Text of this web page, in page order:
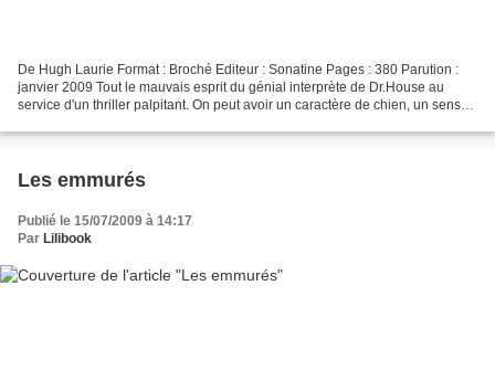
De Hugh Laurie Format : Broché Editeur : Sonatine Pages : 380 Parution :
janvier 2009 Tout le mauvais esprit du génial interprète de Dr.House au
service d'un thriller palpitant. On peut avoir un caractère de chien, un sens
Les emmurés
Publié le 15/07/2009 à 14:17
Par Lilibook